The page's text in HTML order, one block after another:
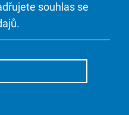
souhlas se